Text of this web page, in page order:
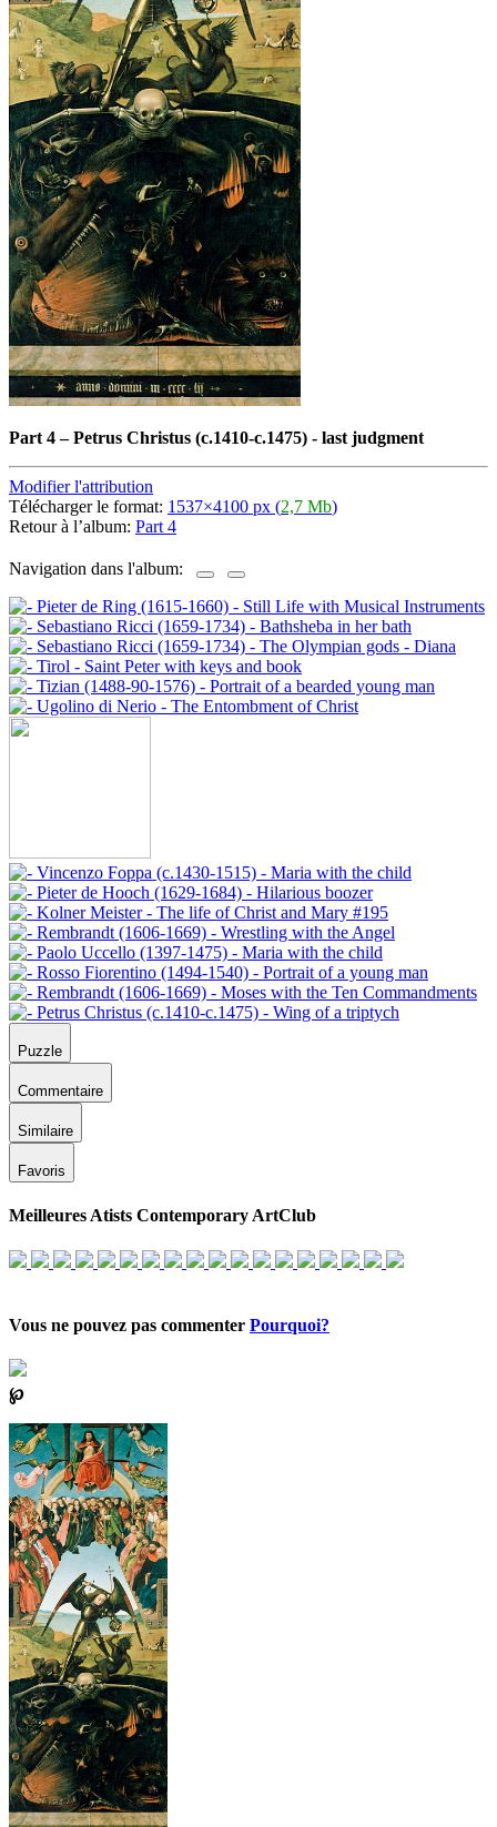
Part 4–Petrus Christus (c.1410-c.1475) - last judgment
Modifier l'attribution
Télécharger le format: 1537×4100 px (2,7 Mb)
Retour à l’album: Part 4
Navigation dans l'album:
Puzzle
Commentaire
Similaire
Favoris
Meilleures Atists Contemporary ArtClub
Vous ne pouvez pas commenter Pourquoi?
℘